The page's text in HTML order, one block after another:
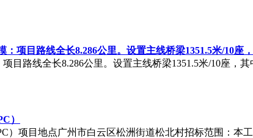
项目路线全长8.286公里。设置主线桥梁1351.5米/10座
路线全长8.286公里。设置主线桥梁1351.5米/10座，其
）
项目地点广州市白云区松洲街道松北村招标范围：本